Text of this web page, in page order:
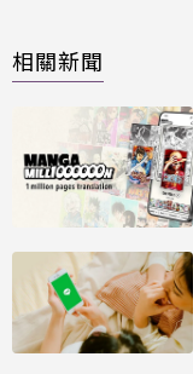
相關新聞